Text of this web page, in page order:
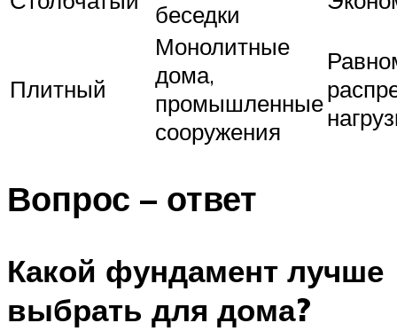
беседки
Плитный
Монолитные
дома,
промышленные
сооружения
Вопрос – ответ
Какой фундамент лучше
выбрать для дома?